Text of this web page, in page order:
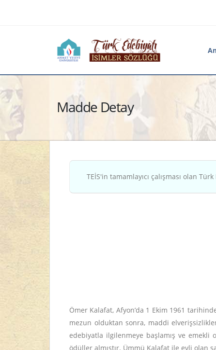
Madde Detay
TEİS'in tamamlayıcı çalışması olan
Ömer Kalafat, Afyon’da 1 Ekim 1961
mezun olduktan sonra, maddi
edebiyatla ilgilenmeye başlamış ve emekli
ödüller almıştır. Ümmü Kalafat ile evli olan